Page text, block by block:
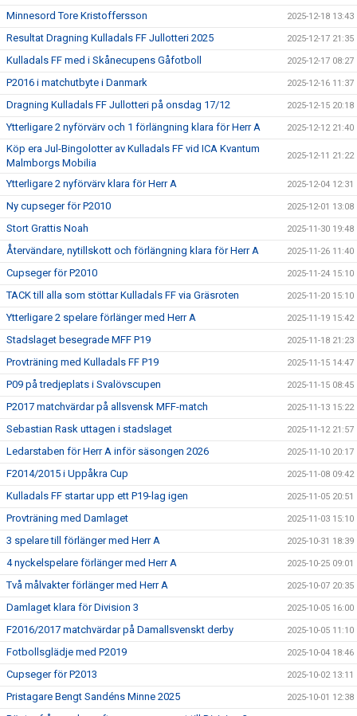
Minnesord Tore Kristoffersson 2025-12-18 13:43
Resultat Dragning Kulladals FF Jullotteri 2025 2025-12-17 21:35
Kulladals FF med i Skånecupens Gåfotboll 2025-12-17 08:27
P2016 i matchutbyte i Danmark 2025-12-16 11:37
Dragning Kulladals FF Jullotteri på onsdag 17/12 2025-12-15 20:18
Ytterligare 2 nyförvärv och 1 förlängning klara för Herr A 2025-12-12 21:40
Köp era Jul-Bingolotter av Kulladals FF vid ICA Kvantum
Malmborgs Mobilia
2025-12-11 21:22
Ytterligare 2 nyförvärv klara för Herr A 2025-12-04 12:31
Ny cupseger för P2010 2025-12-01 13:08
Stort Grattis Noah 2025-11-30 19:48
Återvändare, nytillskott och förlängning klara för Herr A 2025-11-26 11:40
Cupseger för P2010 2025-11-24 15:10
TACK till alla som stöttar Kulladals FF via Gräsroten 2025-11-20 15:10
Ytterligare 2 spelare förlänger med Herr A 2025-11-19 15:42
Stadslaget besegrade MFF P19 2025-11-18 21:23
Provträning med Kulladals FF P19 2025-11-15 14:47
P09 på tredjeplats i Svalövscupen 2025-11-15 08:45
P2017 matchvärdar på allsvensk MFF-match 2025-11-13 15:22
Sebastian Rask uttagen i stadslaget 2025-11-12 21:57
Ledarstaben för Herr A inför säsongen 2026 2025-11-10 20:17
F2014/2015 i Uppåkra Cup 2025-11-08 09:42
Kulladals FF startar upp ett P19-lag igen 2025-11-05 20:51
Provträning med Damlaget 2025-11-03 15:10
3 spelare till förlänger med Herr A 2025-10-31 18:39
4 nyckelspelare förlänger med Herr A 2025-10-25 09:01
Två målvakter förlänger med Herr A 2025-10-07 20:35
Damlaget klara för Division 3 2025-10-05 16:00
F2016/2017 matchvärdar på Damallsvenskt derby 2025-10-05 11:10
Fotbollsglädje med P2019 2025-10-04 18:46
Cupseger för P2013 2025-10-02 13:11
Pristagare Bengt Sandéns Minne 2025 2025-10-01 12:38